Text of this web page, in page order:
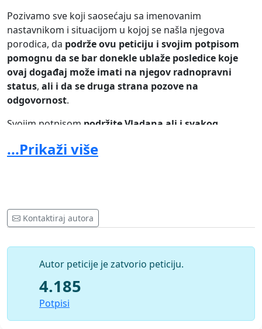
Pozivamo sve koji saosećaju sa imenovanim
nastavnikom i situacijom u kojoj se našla njegova
porodica, da podrže ovu peticiju i svojim potpisom
pomognu da se bar donekle ublaže posledice koje
ovaj događaj može imati na njegov radnopravni
status, ali i da se druga strana pozove na
odgovornost.
Svojim potpisom podržite Vladana ali i svakog
sličnoj situaciji. Vaspitavajte decu da poštuju
...Prikaži više
Kontaktiraj autora
Autor peticije je zatvorio peticiju.
4.185
Potpisi